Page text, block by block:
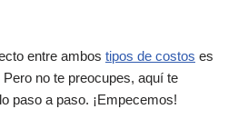
entre ambos tipos de costos es
no te preocupes, aquí te
paso a paso. ¡Empecemos!